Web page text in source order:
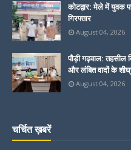
कोटद्वार: मेले में युवक
गिरफ्तार
August 04, 2026
पौड़ी गढ़वाल: तहसील
और लंबित वादों के
August 04, 2026
चर्चित ख़बरें